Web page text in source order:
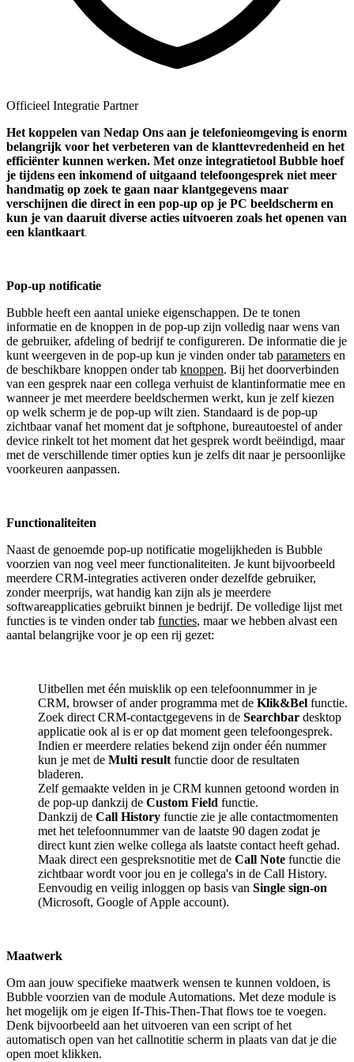
Officieel Integratie Partner
Het koppelen van Nedap Ons aan je telefonieomgeving is enorm
belangrijk voor het verbeteren van de klanttevredenheid en het
efficiënter kunnen werken. Met onze integratietool Bubble hoef
je tijdens een inkomend of uitgaand telefoongesprek niet meer
handmatig op zoek te gaan naar klantgegevens maar
verschijnen die direct in een pop-up op je PC beeldscherm en
kun je van daaruit diverse acties uitvoeren zoals het openen van
een klantkaart.
Pop-up notificatie
Bubble heeft een aantal unieke eigenschappen. De te tonen
informatie en de knoppen in de pop-up zijn volledig naar wens van
de gebruiker, afdeling of bedrijf te configureren. De informatie die je
kunt weergeven in de pop-up kun je vinden onder tab parameters en
de beschikbare knoppen onder tab knoppen. Bij het doorverbinden
van een gesprek naar een collega verhuist de klantinformatie mee en
wanneer je met meerdere beeldschermen werkt, kun je zelf kiezen
op welk scherm je de pop-up wilt zien. Standaard is de pop-up
zichtbaar vanaf het moment dat je softphone, bureautoestel of ander
device rinkelt tot het moment dat het gesprek wordt beëindigd, maar
met de verschillende timer opties kun je zelfs dit naar je persoonlijke
voorkeuren aanpassen.
Functionaliteiten
Naast de genoemde pop-up notificatie mogelijkheden is Bubble
voorzien van nog veel meer functionaliteiten. Je kunt bijvoorbeeld
meerdere CRM-integraties activeren onder dezelfde gebruiker,
zonder meerprijs, wat handig kan zijn als je meerdere
softwareapplicaties gebruikt binnen je bedrijf. De volledige lijst met
functies is te vinden onder tab functies, maar we hebben alvast een
aantal belangrijke voor je op een rij gezet:
Uitbellen met één muisklik op een telefoonnummer in je
CRM, browser of ander programma met de Klik&Bel functie.
Zoek direct CRM-contactgegevens in de Searchbar desktop
applicatie ook al is er op dat moment geen telefoongesprek.
Indien er meerdere relaties bekend zijn onder één nummer
kun je met de Multi result functie door de resultaten
bladeren.
Zelf gemaakte velden in je CRM kunnen getoond worden in
de pop-up dankzij de Custom Field functie.
Dankzij de Call History functie zie je alle contactmomenten
met het telefoonnummer van de laatste 90 dagen zodat je
direct kunt zien welke collega als laatste contact heeft gehad.
Maak direct een gespreksnotitie met de Call Note functie die
zichtbaar wordt voor jou en je collega's in de Call History.
Eenvoudig en veilig inloggen op basis van Single sign-on
(Microsoft, Google of Apple account).
Maatwerk
Om aan jouw specifieke maatwerk wensen te kunnen voldoen, is
Bubble voorzien van de module Automations. Met deze module is
het mogelijk om je eigen If-This-Then-That flows toe te voegen.
Denk bijvoorbeeld aan het uitvoeren van een script of het
automatisch open van het callnotitie scherm in plaats van dat je die
open moet klikken.